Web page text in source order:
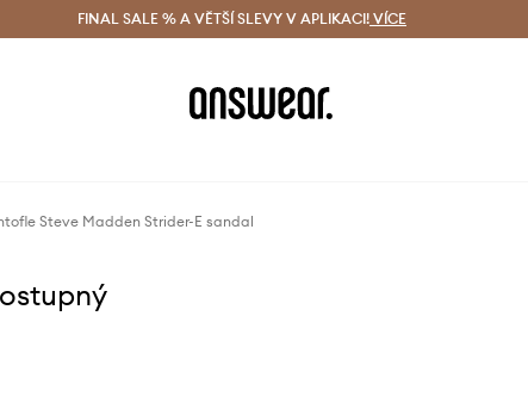
zdarma (od 1800 Kč) Doručení i do 24 h
FINAL SALE % A VĚTŠÍ SLEVY V APLIKACI! VÍCE
Steve Madden Strider-E sandal